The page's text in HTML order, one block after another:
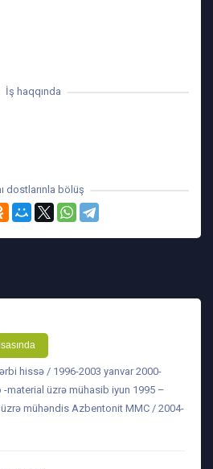
İş haqqında
dostlarınla bölüş
hissə / 1996-2003 yanvar 2000-
material üzrə mühasib iyun 1995 –
üzrə mühəndis Azbentonit MMC / 2004-